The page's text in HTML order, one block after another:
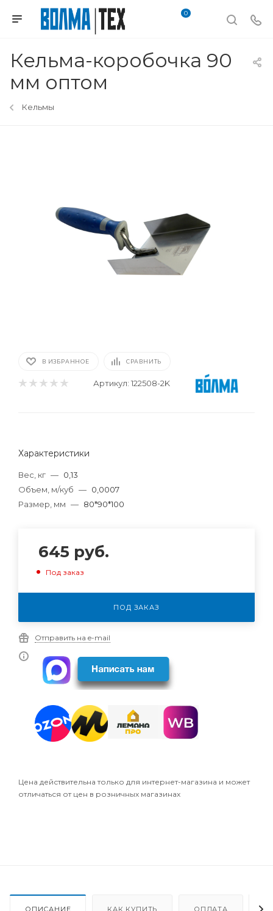
0
Кельма-коробочка 90
мм оптом
Кельмы
В ИЗБРАННОЕ СРАВНИТЬ
Артикул: 122508-2K
Характеристики
Вес, кг — 0,13
Объем, м/куб — 0,0007
Размер, мм — 80*90*100
645 руб.
Под заказ
ПОД ЗАКАЗ
Отправить на e-mail
Цена действительна только для интернет-магазина и может
отличаться от цен в розничных магазинах